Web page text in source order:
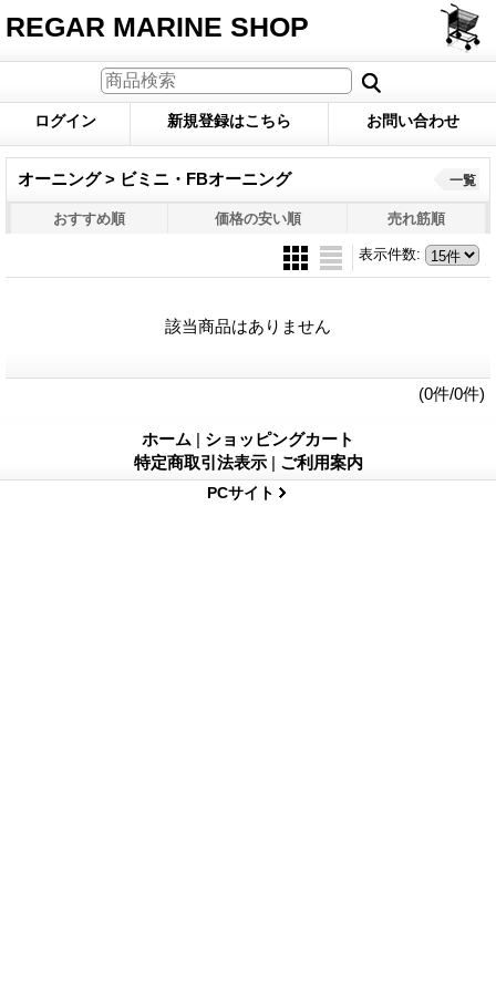
REGAR MARINE SHOP
ログイン 新規登録はこちら お問い合わせ
オーニング > ビミニ・FBオーニング 一覧
おすすめ順 価格の安い順 売れ筋順
表示件数:
該当商品はありません
(0件/0件)
ホーム | ショッピングカート
特定商取引法表示 | ご利用案内
PCサイト